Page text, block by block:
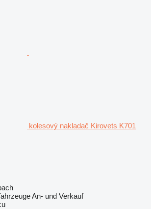
kolesový nakladač Kirovets K701
An- und Verkauf